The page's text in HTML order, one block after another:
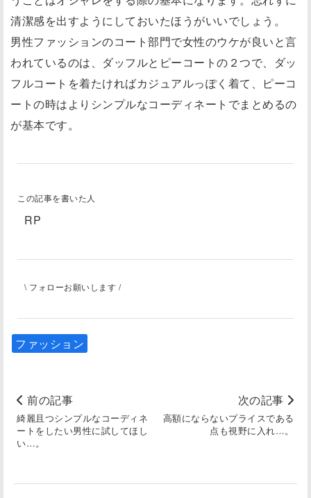
清潔感を出すようにしておいたほうがいいでしょう。
男性ファッションのコート部門で女性のウケが良いと言
われているのは、ダッフルとピーコートの２つで、ダッ
フルコートを着たければカジュアルっぽく着て、ピーコ
ートの時はよりシンプルなコーディネートでまとめるの
が基本です。
この記事を書いた人
RP
\ フォローお願いします /
ファッション
前の記事
綺麗且つシンプルなコーディネ
ートをしたい男性に試してほし
い…。
次の記事
高額にならないプライスである
点も視野に入れ…。